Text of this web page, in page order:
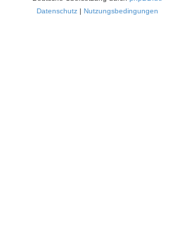
Datenschutz | Nutzungsbedingungen